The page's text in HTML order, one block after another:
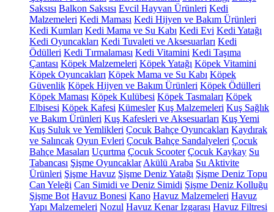
Saksısı Balkon Saksısı Evcil Hayvan Ürünleri Kedi
Malzemeleri Kedi Maması Kedi Hijyen ve Bakım Ürünleri
Kedi Kumları Kedi Mama ve Su Kabı Kedi Evi Kedi Yatağı
Kedi Oyuncakları Kedi Tuvaleti ve Aksesuarları Kedi
Ödülleri Kedi Tırmalaması Kedi Vitamini Kedi Taşıma
Çantası Köpek Malzemeleri Köpek Yatağı Köpek Vitamini
Köpek Oyuncakları Köpek Mama ve Su Kabı Köpek
Güvenlik Köpek Hijyen ve Bakım Ürünleri Köpek Ödülleri
Köpek Maması Köpek Kulübesi Köpek Tasmaları Köpek
Elbisesi Köpek Kafesi Kümesler Kuş Malzemeleri Kuş Sağlık
ve Bakım Ürünleri Kuş Kafesleri ve Aksesuarları Kuş Yemi
Kuş Suluk ve Yemlikleri Çocuk Bahçe Oyuncakları Kaydırak
ve Salıncak Oyun Evleri Çocuk Bahçe Sandalyeleri Çocuk
Bahçe Masaları Uçurtma Çocuk Scooter Çocuk Kaykay Su
Tabancası Şişme Oyuncaklar Akülü Araba Su Aktivite
Ürünleri Şişme Havuz Şişme Deniz Yatağı Şişme Deniz Topu
Can Yeleği Can Simidi ve Deniz Simidi Şişme Deniz Kolluğu
Şişme Bot Havuz Bonesi Kano Havuz Malzemeleri Havuz
Yapı Malzemeleri Nozul Havuz Kenar Izgarası Havuz Filtresi